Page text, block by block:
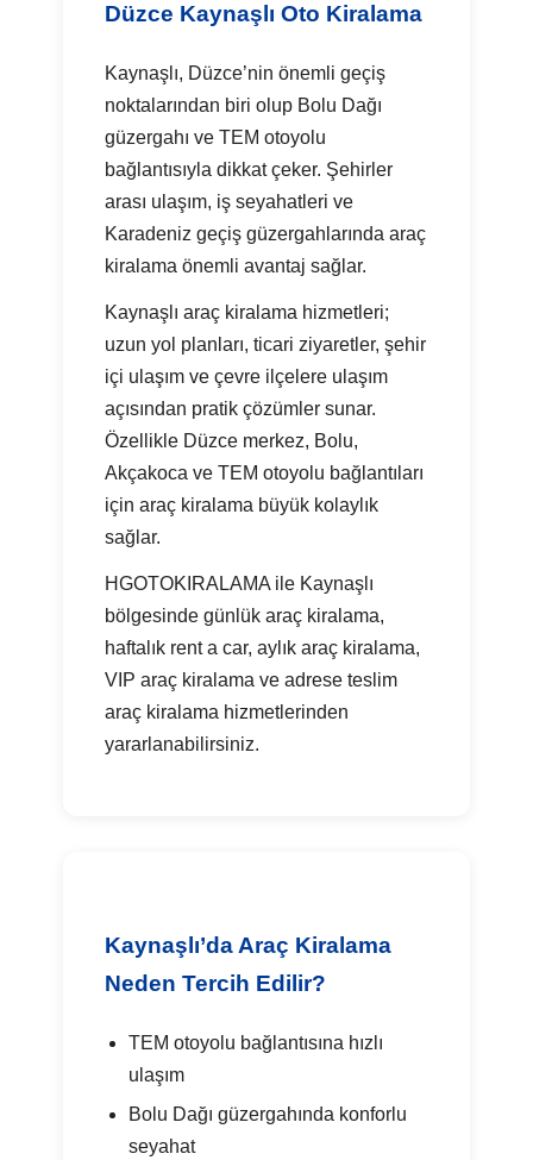
Düzce Kaynaşlı Oto Kiralama
Kaynaşlı, Düzce’nin önemli geçiş
noktalarından biri olup Bolu Dağı
güzergahı ve TEM otoyolu
bağlantısıyla dikkat çeker. Şehirler
arası ulaşım, iş seyahatleri ve
Karadeniz geçiş güzergahlarında araç
kiralama önemli avantaj sağlar.
Kaynaşlı araç kiralama hizmetleri;
uzun yol planları, ticari ziyaretler, şehir
içi ulaşım ve çevre ilçelere ulaşım
açısından pratik çözümler sunar.
Özellikle Düzce merkez, Bolu,
Akçakoca ve TEM otoyolu bağlantıları
için araç kiralama büyük kolaylık
sağlar.
HGOTOKIRALAMA ile Kaynaşlı
bölgesinde günlük araç kiralama,
haftalık rent a car, aylık araç kiralama,
VIP araç kiralama ve adrese teslim
araç kiralama hizmetlerinden
yararlanabilirsiniz.
Kaynaşlı’da Araç Kiralama
Neden Tercih Edilir?
TEM otoyolu bağlantısına hızlı
ulaşım
Bolu Dağı güzergahında konforlu
seyahat